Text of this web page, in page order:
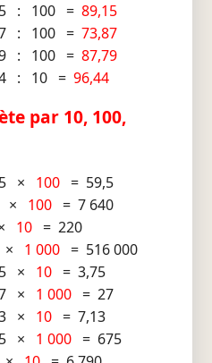
: 100 =89,15
: 100 =73,87
: 100 =87,79
: 10 =96,44
par 10, 100,
× 100= 59,5
× 100= 7 640
10= 220
× 1 000= 516 000
× 10= 3,75
× 1 000= 27
× 10= 7,13
× 1 000= 675